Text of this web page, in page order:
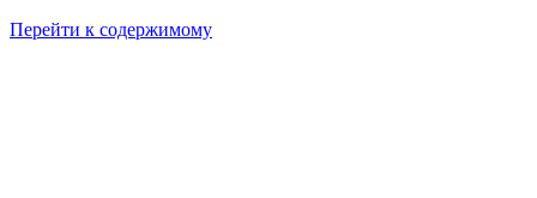
Перейти к содержимому